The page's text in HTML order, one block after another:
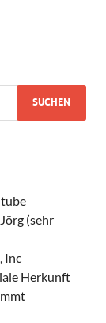
(sehr
Inc
Herkunft